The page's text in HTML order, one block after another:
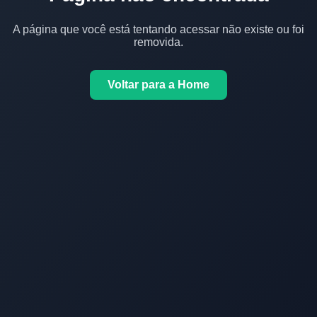
A página que você está tentando acessar não existe ou foi
removida.
Voltar para a Home